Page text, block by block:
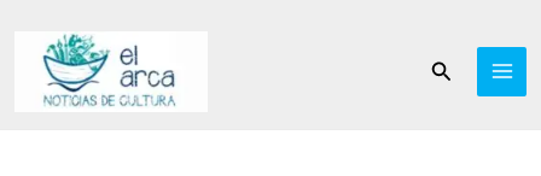
contenido
Buscar